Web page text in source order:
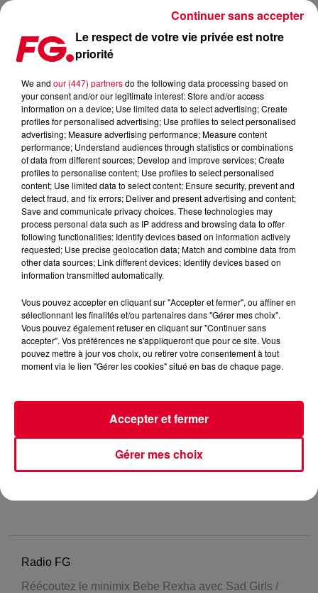
MINIMIX FG : BEBE REXHA
Radio FG
Réécoutez le minimix Bebe Rexha avec Sad Girls /
Le respect de votre vie privée est notre
priorité
We and our (447) partnersdo the following data processing based on
your consent and/or our legitimate interest: Store and/or access
information on a device; Use limited data to select advertising; Create
profiles for personalised advertising; Use profiles to select personalised
advertising; Measure advertising performance; Measure content
performance; Understand audiences through statistics or combinations
of data from different sources; Develop and improve services; Create
profiles to personalise content; Use profiles to select personalised
content; Use limited data to select content; Ensure security, prevent and
detect fraud, and fix errors; Deliver and present advertising and content;
Save and communicate privacy choices. These technologies may
process personal data such as IP address and browsing data to offer
following functionalities: Identify devices based on information actively
requested; Use precise geolocation data; Match and combine data from
other data sources; Link different devices; Identify devices based on
information transmitted automatically.
Vous pouvez accepter en cliquant sur "Accepter et fermer", ou affiner en
sélectionnant les finalités et/ou partenaires dans "Gérer mes choix".
Vous pouvez également refuser en cliquant sur "Continuer sans
accepter". Vos préférences ne s'appliqueront que pour ce site. Vous
pouvez mettre à jour vos choix, ou retirer votre consentement à tout
moment via le lien "Gérer les cookies" situé en bas de chaque page.
Gérer mes choix
Accepter et fermer
Continuer sans accepter